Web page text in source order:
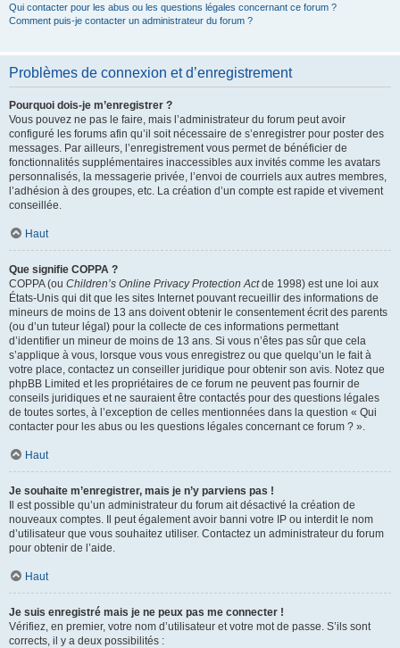
Qui contacter pour les abus ou les questions légales concernant ce forum ?
Comment puis-je contacter un administrateur du forum ?
Problèmes de connexion et d’enregistrement
Pourquoi dois-je m’enregistrer ?
Vous pouvez ne pas le faire, mais l’administrateur du forum peut avoir
configuré les forums afin qu’il soit nécessaire de s’enregistrer pour poster des
messages. Par ailleurs, l’enregistrement vous permet de bénéficier de
fonctionnalités supplémentaires inaccessibles aux invités comme les avatars
personnalisés, la messagerie privée, l’envoi de courriels aux autres membres,
l’adhésion à des groupes, etc. La création d’un compte est rapide et vivement
conseillée.
Haut
Que signifie COPPA ?
COPPA (ou Children’s Online Privacy Protection Actde 1998) est une loi aux
États-Unis qui dit que les sites Internet pouvant recueillir des informations de
mineurs de moins de 13 ans doivent obtenir le consentement écrit des parents
(ou d’un tuteur légal) pour la collecte de ces informations permettant
d’identifier un mineur de moins de 13 ans. Si vous n’êtes pas sûr que cela
s’applique à vous, lorsque vous vous enregistrez ou que quelqu’un le fait à
votre place, contactez un conseiller juridique pour obtenir son avis. Notez que
phpBB Limited et les propriétaires de ce forum ne peuvent pas fournir de
conseils juridiques et ne sauraient être contactés pour des questions légales
de toutes sortes, à l’exception de celles mentionnées dans la question « Qui
contacter pour les abus ou les questions légales concernant ce forum ? ».
Haut
Je souhaite m’enregistrer, mais je n’y parviens pas !
Il est possible qu’un administrateur du forum ait désactivé la création de
nouveaux comptes. Il peut également avoir banni votre IP ou interdit le nom
d’utilisateur que vous souhaitez utiliser. Contactez un administrateur du forum
pour obtenir de l’aide.
Haut
Je suis enregistré mais je ne peux pas me connecter !
Vérifiez, en premier, votre nom d’utilisateur et votre mot de passe. S’ils sont
corrects, il y a deux possibilités :